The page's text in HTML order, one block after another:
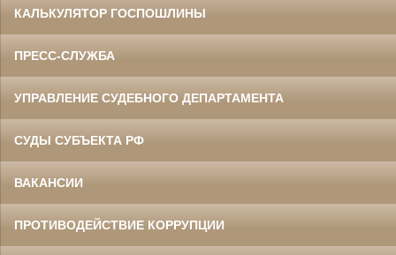
КАЛЬКУЛЯТОР ГОСПОШЛИНЫ
ПРЕСС-СЛУЖБА
УПРАВЛЕНИЕ СУДЕБНОГО ДЕПАРТАМЕНТА
СУДЫ СУБЪЕКТА РФ
ВАКАНСИИ
ПРОТИВОДЕЙСТВИЕ КОРРУПЦИИ